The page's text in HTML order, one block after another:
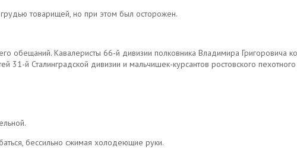
товарищей, но при этом был осторожен.
обещаний. Кавалеристы 66-й дивизии полковника Владимира Григоровича
й Сталинградской дивизии и мальчишек-курсантов ростовского
бессильно сжимая холодеющие руки.